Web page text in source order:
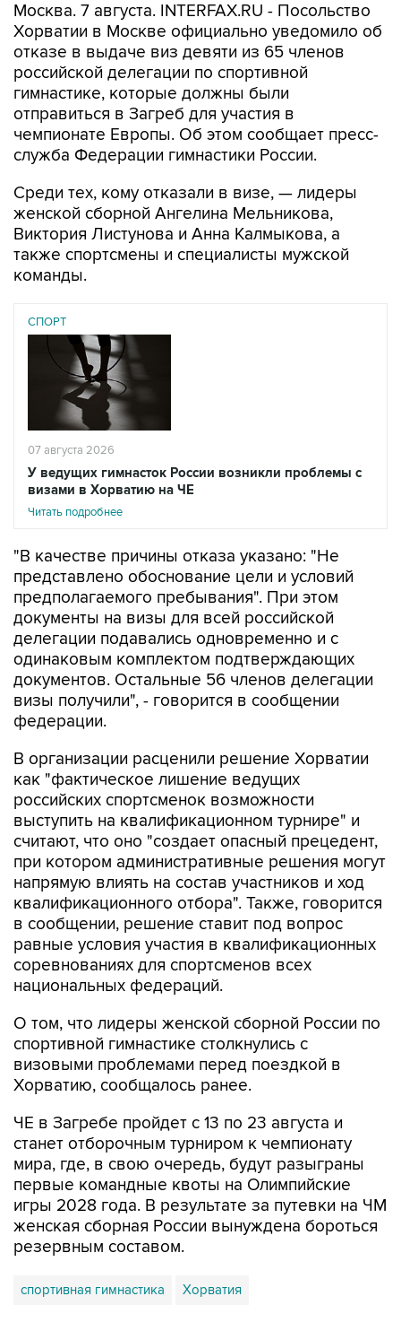
Москва. 7 августа. INTERFAX.RU - Посольство
Хорватии в Москве официально уведомило об
отказе в выдаче виз девяти из 65 членов
российской делегации по спортивной
гимнастике, которые должны были
отправиться в Загреб для участия в
чемпионате Европы. Об этом сообщает пресс-
служба Федерации гимнастики России.
Среди тех, кому отказали в визе, — лидеры
женской сборной Ангелина Мельникова,
Виктория Листунова и Анна Калмыкова, а
также спортсмены и специалисты мужской
команды.
СПОРТ
07 августа 2026
У ведущих гимнасток России возникли проблемы с
визами в Хорватию на ЧЕ
Читать подробнее
"В качестве причины отказа указано: "Не
представлено обоснование цели и условий
предполагаемого пребывания". При этом
документы на визы для всей российской
делегации подавались одновременно и с
одинаковым комплектом подтверждающих
документов. Остальные 56 членов делегации
визы получили", - говорится в сообщении
федерации.
В организации расценили решение Хорватии
как "фактическое лишение ведущих
российских спортсменок возможности
выступить на квалификационном турнире" и
считают, что оно "создает опасный прецедент,
при котором административные решения могут
напрямую влиять на состав участников и ход
квалификационного отбора". Также, говорится
в сообщении, решение ставит под вопрос
равные условия участия в квалификационных
соревнованиях для спортсменов всех
национальных федераций.
О том, что лидеры женской сборной России по
спортивной гимнастике столкнулись с
визовыми проблемами перед поездкой в
Хорватию, сообщалось ранее.
ЧЕ в Загребе пройдет с 13 по 23 августа и
станет отборочным турниром к чемпионату
мира, где, в свою очередь, будут разыграны
первые командные квоты на Олимпийские
игры 2028 года. В результате за путевки на ЧМ
женская сборная России вынуждена бороться
резервным составом.
спортивная гимнастика Хорватия